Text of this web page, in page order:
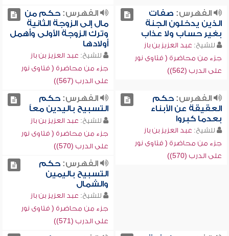
الفهرس: صفات
الذين يدخلون الجنة
بغير حساب ولا عذاب
للشيخ: عبد العزيز بن باز
جزء من محاضرة ( فتاوى نور
على الدرب (562))
الفهرس:حكم من
مال إلى الزوجة الثانية
وترك الزوجة الأولى وأهمل
أولادها
للشيخ: عبد العزيز بن باز
جزء من محاضرة ( فتاوى نور
على الدرب (567))
الفهرس:حكم
العقيقة عن الأبناء
بعدما كبروا
للشيخ: عبد العزيز بن باز
جزء من محاضرة ( فتاوى نور
على الدرب (570))
الفهرس:حكم
التسبيح باليدين معاً
للشيخ: عبد العزيز بن باز
جزء من محاضرة ( فتاوى نور
على الدرب (570))
الفهرس:حكم
التسبيح باليمين
والشمال
للشيخ: عبد العزيز بن باز
جزء من محاضرة ( فتاوى نور
على الدرب (571))